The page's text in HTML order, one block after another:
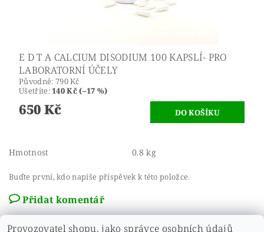
E D T A CALCIUM DISODIUM 100 KAPSLÍ- PRO
LABORATORNÍ ÚČELY
Původně: 790 Kč
Ušetříte:140 Kč (–17 %)
650 Kč
Hmotnost 0.8 kg
Buďte první, kdo napíše příspěvek k této položce.
Přidat komentář
Provozovatel shopu, jako správce osobních údajů